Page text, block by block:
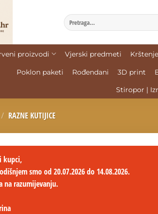
proizvodi Vjerski predmeti
Poklon paketi Rođendani 3D print
Stiropor |
/ RAZNE KUTIJICE
kupci,
smo od 20.07.2026 do 14.08.2026.
na razumijevanju.